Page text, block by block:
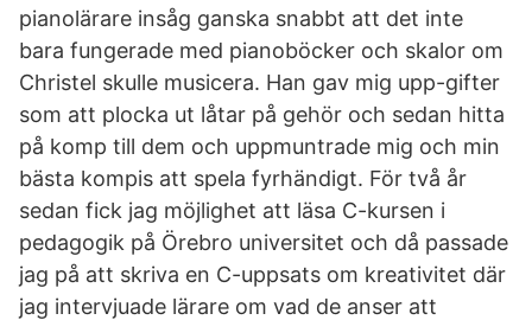
pianolärare insåg ganska snabbt att det inte
bara fungerade med pianoböcker och skalor om
Christel skulle musicera. Han gav mig upp-gifter
som att plocka ut låtar på gehör och sedan hitta
på komp till dem och uppmuntrade mig och min
bästa kompis att spela fyrhändigt. För två år
sedan fick jag möjlighet att läsa C-kursen i
pedagogik på Örebro universitet och då passade
jag på att skriva en C-uppsats om kreativitet där
jag intervjuade lärare om vad de anser att